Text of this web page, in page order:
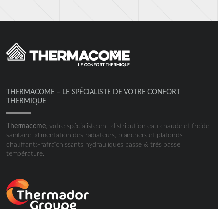
THERMACOME – LE SPÉCIALISTE DE VOTRE CONFORT
THERMIQUE
Thermacome, votre spécialiste en : distribution eau chaude et froide
sanitaire, alimentation des radiateurs, planchers et plafonds
chauffants-rafraîchissants hydrauliques basse & très basse
température.